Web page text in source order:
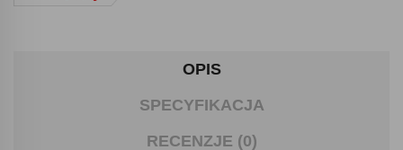
OPIS
SPECYFIKACJA
RECENZJE (0)